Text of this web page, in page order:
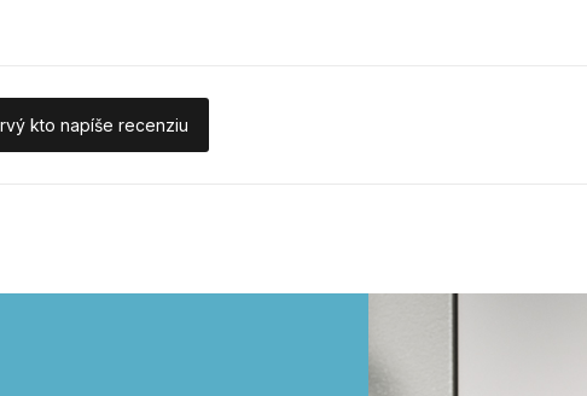
kto napíše recenziu